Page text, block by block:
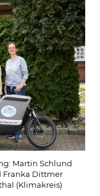
Martin Schlund
Franka Dittmer
(Klimakreis)